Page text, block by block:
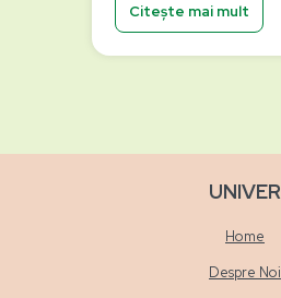
Citește mai mult
UNIVER
Home
Despre Noi